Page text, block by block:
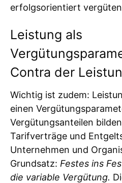
erfolgsorientiert
Leistung als
Contra der
Wichtig ist zudem:
einen
Vergütungsanteilen
Tarifverträge und
Unternehmen und
Grundsatz: Festes ins
die variable Vergütung.